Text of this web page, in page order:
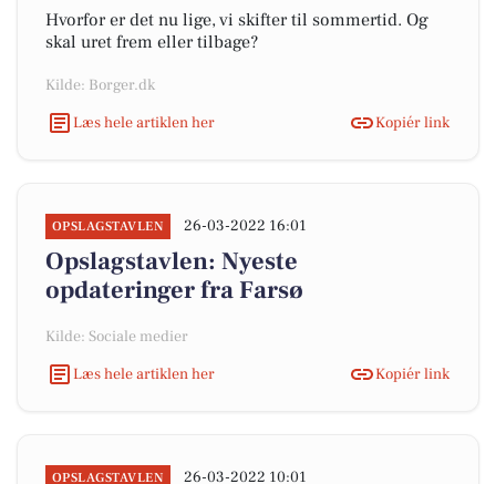
Hvorfor er det nu lige, vi skifter til sommertid. Og
skal uret frem eller tilbage?
Kilde: Borger.dk
Læs hele artiklen her
Kopiér link
OPSLAGSTAVLEN 26-03-2022 16:01
Opslagstavlen: Nyeste
opdateringer fra Farsø
Kilde: Sociale medier
Læs hele artiklen her
Kopiér link
OPSLAGSTAVLEN 26-03-2022 10:01